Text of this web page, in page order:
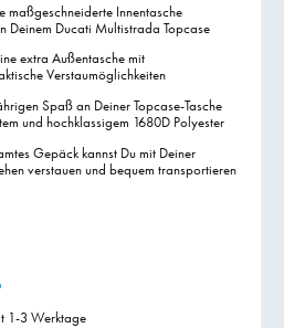
maßgeschneiderte Innentasche
Deinem Ducati Multistrada Topcase
extra Außentasche mit
Verstaumöglichkeiten
Spaß an Deiner Topcase-Tasche
und hochklassigem 1680D Polyester
Gepäck kannst Du mit Deiner
verstauen und bequem transportieren
1-3 Werktage